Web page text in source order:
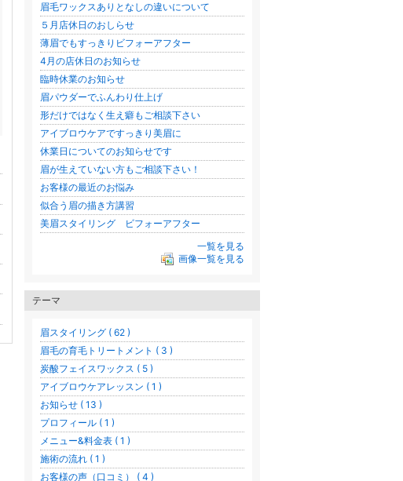
眉毛ワックスありとなしの違いについて
５月店休日のおしらせ
薄眉でもすっきりビフォーアフター
4月の店休日のお知らせ
臨時休業のお知らせ
眉パウダーでふんわり仕上げ
形だけではなく生え癖もご相談下さい
アイブロウケアですっきり美眉に
休業日についてのお知らせです
眉が生えていない方もご相談下さい！
お客様の最近のお悩み
似合う眉の描き方講習
美眉スタイリング ビフォーアフター
一覧を見る
画像一覧を見る
テーマ
眉スタイリング ( 62 )
眉毛の育毛トリートメント ( 3 )
炭酸フェイスワックス ( 5 )
アイブロウケアレッスン ( 1 )
お知らせ ( 13 )
プロフィール ( 1 )
メニュー&料金表 ( 1 )
施術の流れ ( 1 )
お客様の声（口コミ） ( 4 )